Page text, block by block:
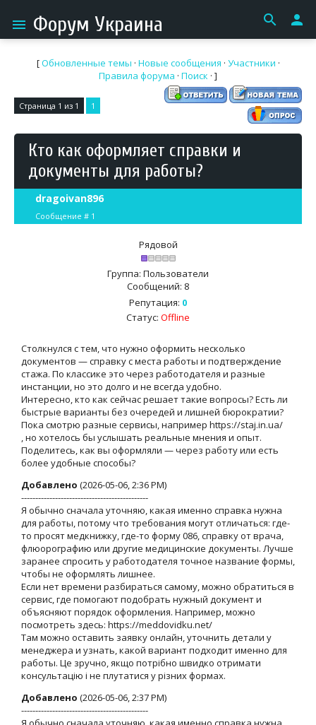
menu Форум Украина search person
[Обновленные темы · Новые сообщения · Участники ·
Правила форума · Поиск · ]
Страница 1 из 1 1
Кто как оформляет справки и
документы для работы?
dragoivan896
Сообщение # 1
Рядовой
Группа: Пользователи
Сообщений: 8
Репутация: 0
Статус: Offline
Столкнулся с тем, что нужно оформить несколько
документов — справку с места работы и подтверждение
стажа. По классике это через работодателя и разные
инстанции, но это долго и не всегда удобно.
Интересно, кто как сейчас решает такие вопросы? Есть ли
быстрые варианты без очередей и лишней бюрократии?
Пока смотрю разные сервисы, например https://staj.in.ua/
, но хотелось бы услышать реальные мнения и опыт.
Поделитесь, как вы оформляли — через работу или есть
более удобные способы?
Добавлено (2026-05-06, 2:36 PM)
---------------------------------------------
Я обычно сначала уточняю, какая именно справка нужна
для работы, потому что требования могут отличаться: где-
то просят медкнижку, где-то форму 086, справку от врача,
флюорографию или другие медицинские документы. Лучше
заранее спросить у работодателя точное название формы,
чтобы не оформлять лишнее.
Если нет времени разбираться самому, можно обратиться в
сервис, где помогают подобрать нужный документ и
объясняют порядок оформления. Например, можно
посмотреть здесь: https://meddovidku.net/
Там можно оставить заявку онлайн, уточнить детали у
менеджера и узнать, какой вариант подходит именно для
работы. Це зручно, якщо потрібно швидко отримати
консультацію і не плутатися у різних формах.
Добавлено (2026-05-06, 2:37 PM)
---------------------------------------------